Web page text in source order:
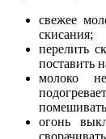
свежее
скисания;
перелить
поставить
молоко
огонь